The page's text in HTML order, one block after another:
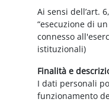
Ai sensi dell’art.
“esecuzione di
connesso
istituzionali)
Finalità e
I dati personali
funzionamento